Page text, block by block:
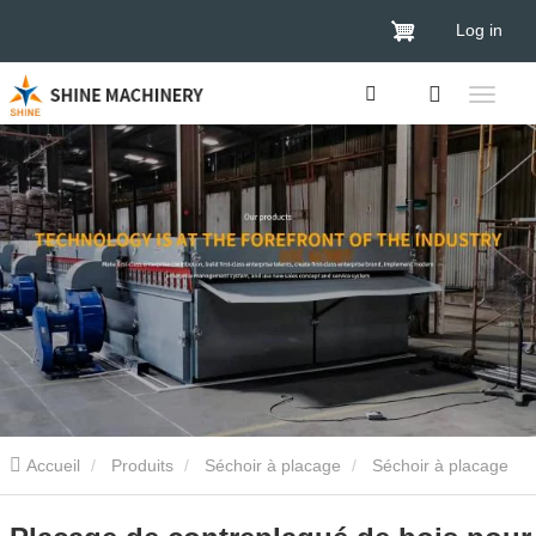
Log in
Accueil Produits Séchoir à placage Séchoir à placage
de bois